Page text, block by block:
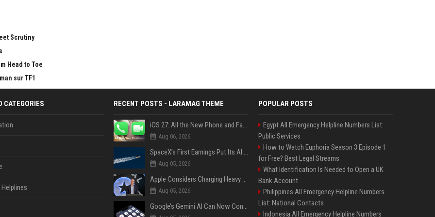
Scrutiny
Head to Toe
sur TF1
CATEGORIES RECENT POSTS - LARAMAG THEME
iOS 27: All the New Phone and FaceTime Features
Aug 06, 2026
SpaceX’s First Earnings Put Its AI Spending Under Wall Street Scrutiny
Aug 05, 2026
Apple Considers Charging Heavy Users for More AI Access
Aug 05, 2026
Google’s Gemini AI Can Now Control Humanoid Robots From Head to Toe
POPULAR POSTS
Egypt All Emergency Helpline Numbers List:
Public Services
How to Watch Euphoria Season 3 Episode 1
for Free? Best Legal Streams
What Identification Is Needed to Open a UK
Bank Account
Philippines All Emergency Helpline Numbers
List: National Contacts
Indonesia All Emergency Helpline Numbers